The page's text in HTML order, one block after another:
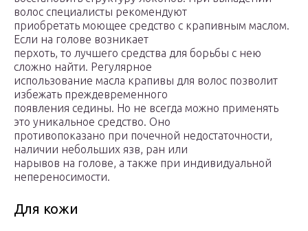
волос специалисты рекомендуют
приобретать моющее средство с крапивным маслом.
Если на голове возникает
перхоть, то лучшего средства для борьбы с нею
сложно найти. Регулярное
использование масла крапивы для волос позволит
избежать преждевременного
появления седины. Но не всегда можно применять
это уникальное средство. Оно
противопоказано при почечной недостаточности,
наличии небольших язв, ран или
нарывов на голове, а также при индивидуальной
непереносимости.
Для кожи